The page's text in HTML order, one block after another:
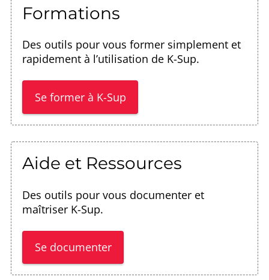
Formations
Des outils pour vous former simplement et
rapidement à l’utilisation de K-Sup.
Se former à K-Sup
Aide et Ressources
Des outils pour vous documenter et
maîtriser K-Sup.
Se documenter